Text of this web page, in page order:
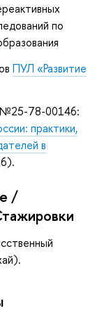
по
ПУЛ «Развитие
№25-78-00146:
практики,
в
/